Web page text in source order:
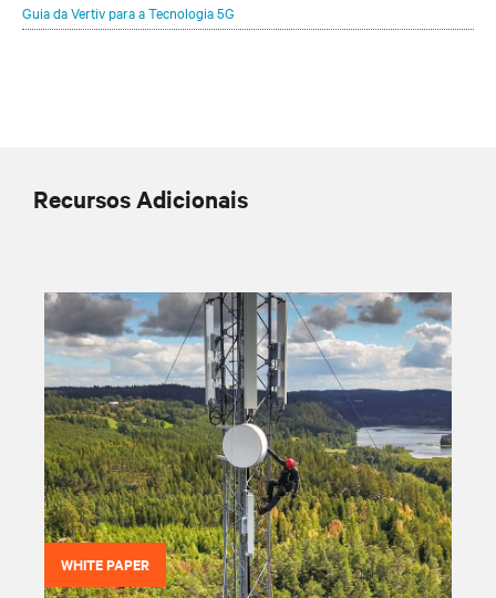
Guia da Vertiv para a Tecnologia 5G
Recursos Adicionais
WHITE PAPER